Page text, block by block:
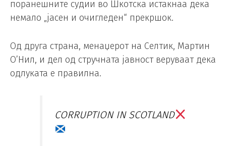
поранешните судии во Шкотска истакнаа дека
немало „јасен и очигледен“ прекршок.
Од друга страна, менаџерот на Селтик, Мартин
О’Нил, и дел од стручната јавност веруваат дека
одлуката е правилна.
CORRUPTION IN SCOTLAND